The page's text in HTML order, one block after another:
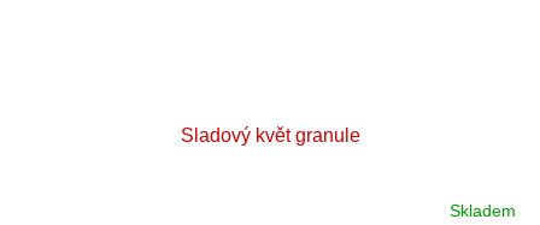
Sladový květ granule
Skladem